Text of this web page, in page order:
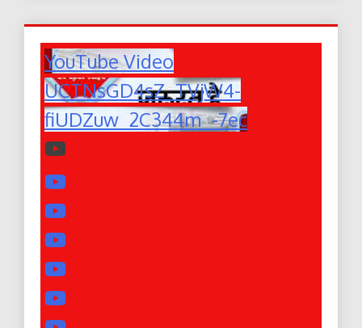
YouTube Video
UCTNsGD4sZ_TVjW4-
fiUDZuw_2C344m_-7ec